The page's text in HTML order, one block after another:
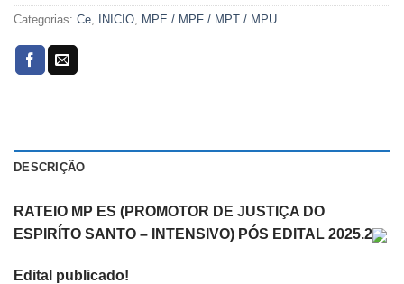
Categorias: Ce, INICIO, MPE / MPF / MPT / MPU
DESCRIÇÃO
RATEIO MP ES (PROMOTOR DE JUSTIÇA DO
ESPIRÍTO SANTO – INTENSIVO) PÓS EDITAL 2025.2
Edital publicado!